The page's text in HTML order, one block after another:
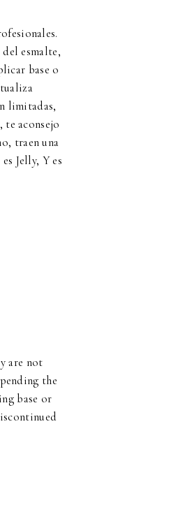
esmalte,
base o
limitadas,
te aconsejo
traen una
Jelly, Y es
are not
the
base or